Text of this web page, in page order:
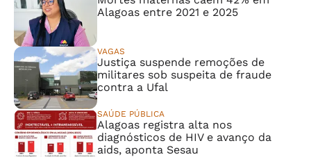
Alagoas entre 2021 e 2025
VAGAS
Justiça suspende remoções de
militares sob suspeita de fraude
contra a Ufal
SAÚDE PÚBLICA
Alagoas registra alta nos
diagnósticos de HIV e avanço da
aids, aponta Sesau